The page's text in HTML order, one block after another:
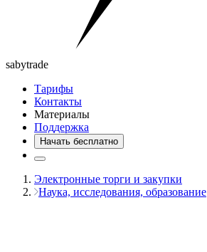
sabytrade
Тарифы
Контакты
Материалы
Поддержка
Начать бесплатно
Электронные торги и закупки
Наука, исследования, образование